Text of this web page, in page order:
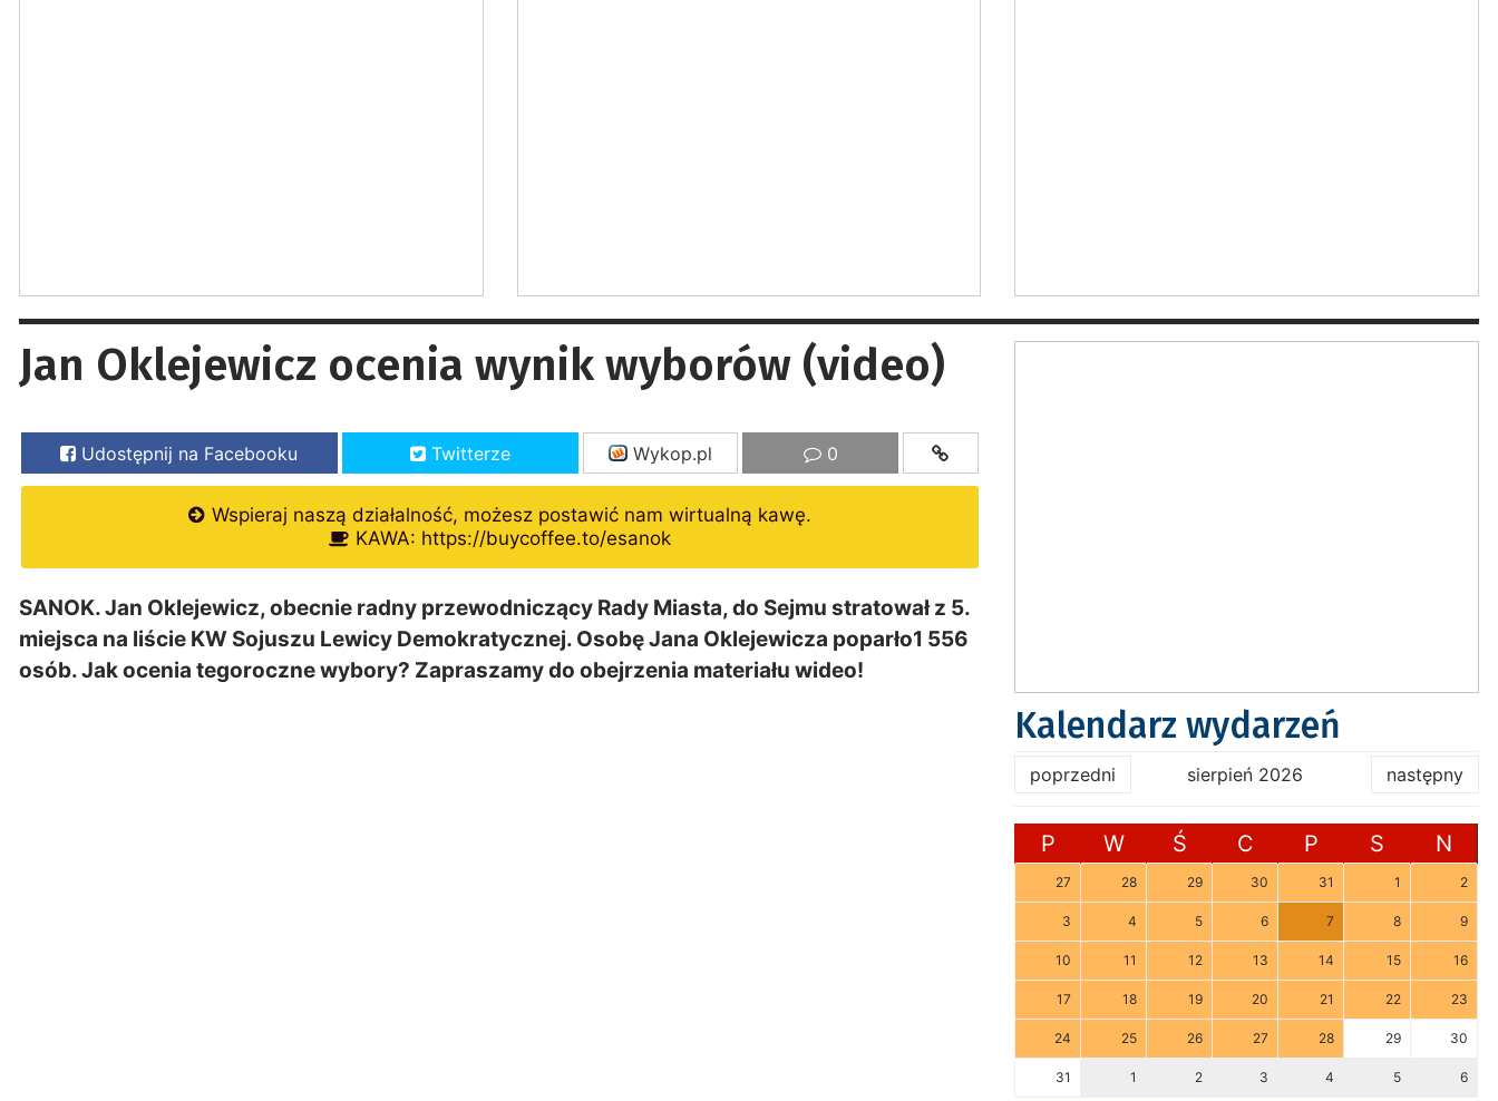
Jan Oklejewicz ocenia wynik wyborów (video)
Udostępnij na Facebooku Twitterze Wykop.pl 0
Wspieraj naszą działalność, możesz postawić nam wirtualną kawę.
KAWA: https://buycoffee.to/esanok
SANOK. Jan Oklejewicz, obecnie radny przewodniczący Rady Miasta, do Sejmu stratował z 5.
miejsca na liście KW Sojuszu Lewicy Demokratycznej. Osobę Jana Oklejewicza poparło1 556
osób. Jak ocenia tegoroczne wybory? Zapraszamy do obejrzenia materiału wideo!
Kalendarz wydarzeń
poprzedni sierpień 2026 następny
P W Ś C P S N
27 28 29 30 31 1 2
3 4 5 6 7 8 9
10 11 12 13 14 15 16
17 18 19 20 21 22 23
24 25 26 27 28 29 30
31 1 2 3 4 5 6